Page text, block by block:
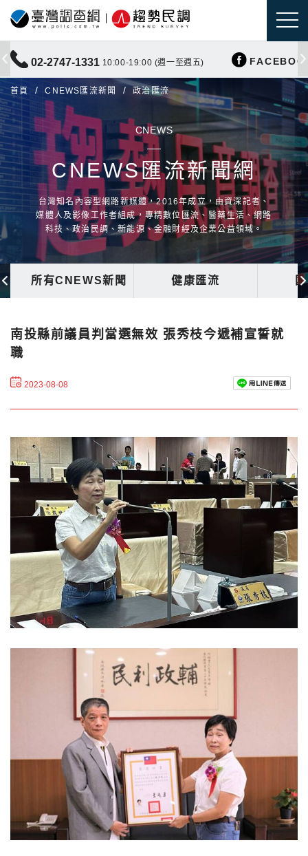
02-2747-1331 10:00-19:00 (週一至週五)
首頁 CNEWS匯流新聞 政治匯流
CNEWS
CNEWS匯流新聞網
台灣知名內容型網路新媒體，2016年成立，由資深記者、
媒體人及影像工作者組成，專精數位匯流、醫藥生活、網路
科技、政治民調、新能源、金融財經及企業公益領域。
所有CNEWS新聞 健康匯流
南投縣前議員判當選無效 張秀枝今遞補宣誓就
職
2023-08-08